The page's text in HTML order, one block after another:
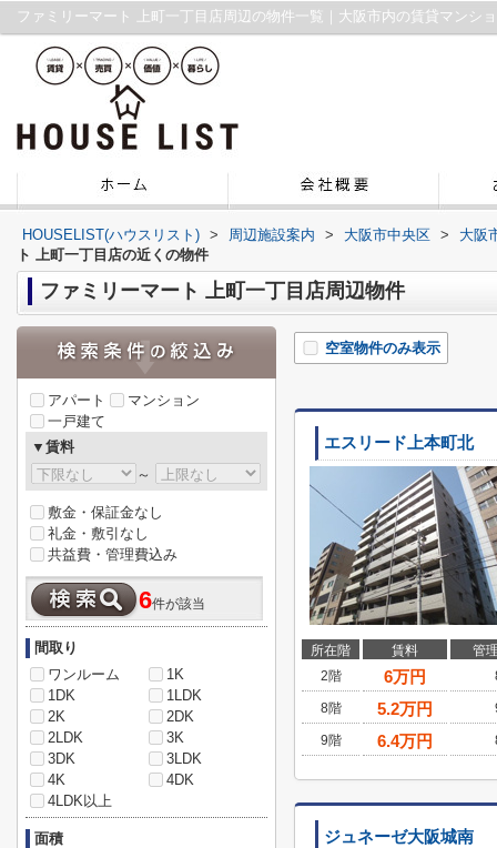
ファミリーマート 上町一丁目店周辺の物件一覧｜大阪市内の賃貸マンシ
HOUSELIST(ハウスリスト) > 周辺施設案内 > 大阪市中央区 >
大阪
ト 上町一丁目店の近くの物件
ファミリーマート 上町一丁目店周辺物件
空室物件のみ表示
エスリード上本町北
所在階 賃料
管
2階
6万円
8階 5.2万円
9階 6.4万円
ジュネーゼ大阪城南
アパート
マンション
一戸建て
▼賃料
～
敷金・保証金なし
礼金・敷引なし
共益費・管理費込み
6件が該当
間取り
ワンルーム
1K
1DK
1LDK
2K
2DK
2LDK
3K
3DK
3LDK
4K
4DK
4LDK以上
面積